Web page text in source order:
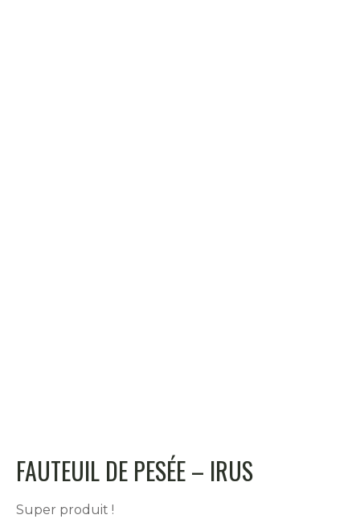
FAUTEUIL DE PESÉE – IRUS
Super produit !